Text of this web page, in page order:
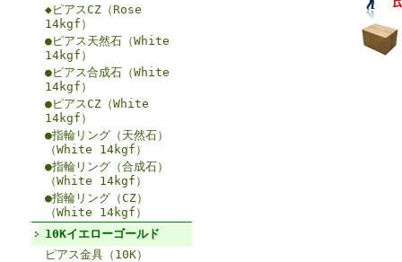
◆ピアスCZ（Rose
14kgf）
●ピアス天然石（White
14kgf）
●ピアス合成石（White
14kgf）
●ピアスCZ（White
14kgf）
●指輪リング（天然石）
（White 14kgf）
●指輪リング（合成石）
（White 14kgf）
●指輪リング（CZ）
（White 14kgf）
10Kイエローゴールド
ピアス金具（10K）